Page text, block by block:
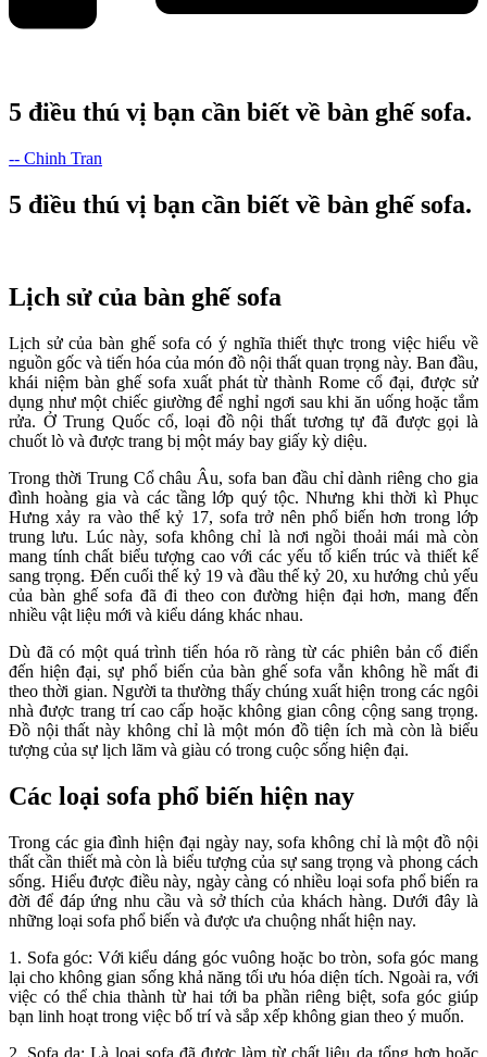
5 điều thú vị bạn cần biết về bàn ghế sofa.
-- Chinh Tran
5 điều thú vị bạn cần biết về bàn ghế sofa.
Lịch sử của bàn ghế sofa
Lịch sử của bàn ghế sofa có ý nghĩa thiết thực trong việc hiểu về
nguồn gốc và tiến hóa của món đồ nội thất quan trọng này. Ban đầu,
khái niệm bàn ghế sofa xuất phát từ thành Rome cổ đại, được sử
dụng như một chiếc giường để nghỉ ngơi sau khi ăn uống hoặc tắm
rửa. Ở Trung Quốc cổ, loại đồ nội thất tương tự đã được gọi là
chuốt lò và được trang bị một máy bay giấy kỳ diệu.
Trong thời Trung Cổ châu Âu, sofa ban đầu chỉ dành riêng cho gia
đình hoàng gia và các tầng lớp quý tộc. Nhưng khi thời kì Phục
Hưng xảy ra vào thế kỷ 17, sofa trở nên phổ biến hơn trong lớp
trung lưu. Lúc này, sofa không chỉ là nơi ngồi thoải mái mà còn
mang tính chất biểu tượng cao với các yếu tố kiến trúc và thiết kế
sang trọng. Đến cuối thế kỷ 19 và đầu thế kỷ 20, xu hướng chủ yếu
của bàn ghế sofa đã đi theo con đường hiện đại hơn, mang đến
nhiều vật liệu mới và kiểu dáng khác nhau.
Dù đã có một quá trình tiến hóa rõ ràng từ các phiên bản cổ điển
đến hiện đại, sự phổ biến của bàn ghế sofa vẫn không hề mất đi
theo thời gian. Người ta thường thấy chúng xuất hiện trong các ngôi
nhà được trang trí cao cấp hoặc không gian công cộng sang trọng.
Đồ nội thất này không chỉ là một món đồ tiện ích mà còn là biểu
tượng của sự lịch lãm và giàu có trong cuộc sống hiện đại.
Các loại sofa phổ biến hiện nay
Trong các gia đình hiện đại ngày nay, sofa không chỉ là một đồ nội
thất cần thiết mà còn là biểu tượng của sự sang trọng và phong cách
sống. Hiểu được điều này, ngày càng có nhiều loại sofa phổ biến ra
đời để đáp ứng nhu cầu và sở thích của khách hàng. Dưới đây là
những loại sofa phổ biến và được ưa chuộng nhất hiện nay.
1. Sofa góc: Với kiểu dáng góc vuông hoặc bo tròn, sofa góc mang
lại cho không gian sống khả năng tối ưu hóa diện tích. Ngoài ra, với
việc có thể chia thành từ hai tới ba phần riêng biệt, sofa góc giúp
bạn linh hoạt trong việc bố trí và sắp xếp không gian theo ý muốn.
2. Sofa da: Là loại sofa đã được làm từ chất liệu da tổng hợp hoặc